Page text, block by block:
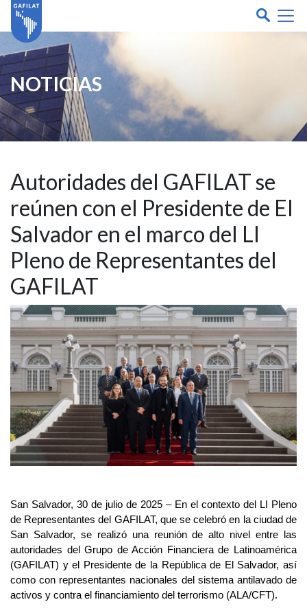
NOTICIAS
Autoridades del GAFILAT se
reúnen con el Presidente de El
Salvador en el marco del LI
Pleno de Representantes del
GAFILAT
San Salvador, 30 de julio de 2025 – En el contexto del LI Pleno
de Representantes del GAFILAT, que se celebró en la ciudad de
San Salvador, se realizó una reunión de alto nivel entre las
autoridades del Grupo de Acción Financiera de Latinoamérica
(GAFILAT) y el Presidente de la República de El Salvador, así
como con representantes nacionales del sistema antilavado de
activos y contra el financiamiento del terrorismo (ALA/CFT).